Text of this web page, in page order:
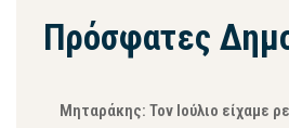
Πρόσφατες
Μηταράκης: Τον Ιούλιο είχαμε